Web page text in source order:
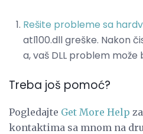
Rešite probleme sa
atl100.dll greške. Nakon
a, vaš DLL problem
Treba još pomoć?
Pogledajte Get More Help
kontaktima sa mnom na